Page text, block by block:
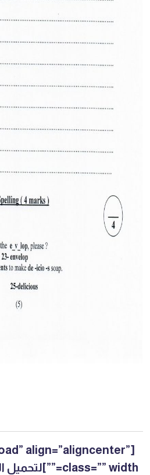
align=”aligncenter”
class=”” width=””]لتحميل الملف :